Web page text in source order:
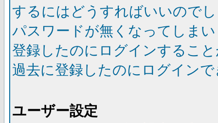
するにはどうすればいいので
パスワードが無くなってしま
登録したのにログインするこ
過去に登録したのにログイン
ユーザー設定